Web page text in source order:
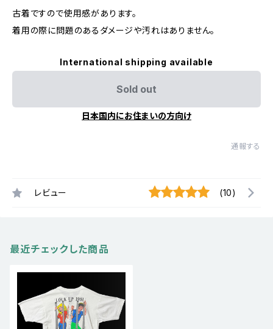
古着ですので使用感があります。
着用の際に問題のあるダメージや汚れはありません。
International shipping available
Sold out
日本国内にお住まいの方向け
通報する
レビュー (10)
最近チェックした商品